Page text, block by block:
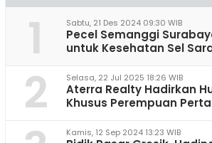
1 Sabtu, 21 Des 2024 09:30 WIB
Pecel Semanggi
untuk Kesehatan Sel
2 Selasa, 22 Jul 2025 18:26 WIB
Aterra Realty Hadirkan
Khusus Perempuan
Kamis, 12 Sep 2024 13:23 WIB